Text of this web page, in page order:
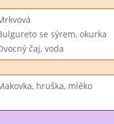
se sýrem, okurka
čaj, voda
hruška, mléko